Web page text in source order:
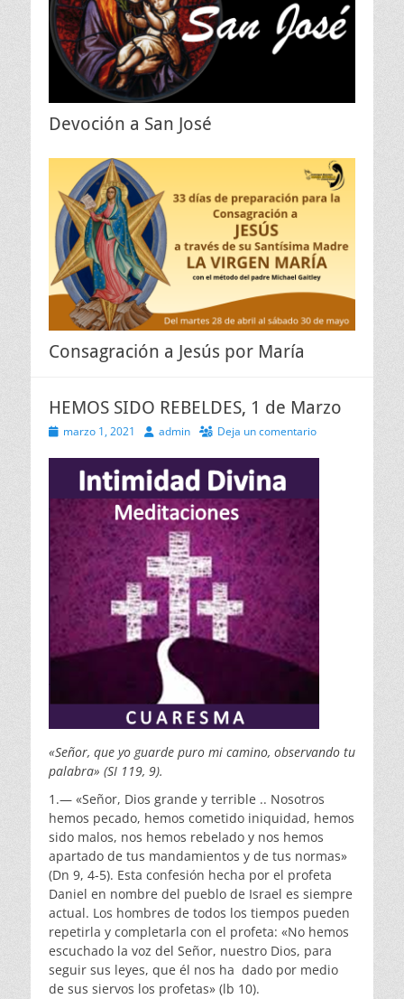
Devoción a San José
Consagración a Jesús por María
HEMOS SIDO REBELDES, 1 de Marzo
Publicado
marzo 1, 2021 Autoradmin Deja un comentario
«Señor, que yo guarde puro mi camino, observando tu
palabra» (SI 119, 9).
1.— «Señor, Dios grande y terrible .. Nosotros
hemos pecado, hemos cometido iniquidad, hemos
sido malos, nos hemos rebelado y nos hemos
apartado de tus mandamientos y de tus normas»
(Dn 9, 4-5). Esta confesión hecha por el profeta
Daniel en nombre del pueblo de Israel es siempre
actual. Los hombres de todos los tiempos pueden
repetirla y completarla con el profeta: «No hemos
escuchado la voz del Señor, nuestro Dios, para
seguir sus leyes, que él nos ha dado por medio
de sus siervos los profetas» (lb 10).